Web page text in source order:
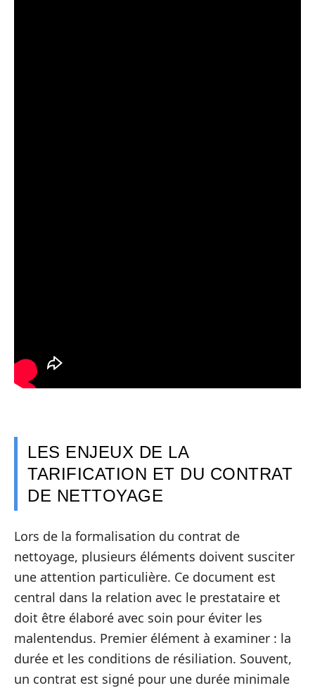
LES ENJEUX DE LA
TARIFICATION ET DU CONTRAT
DE NETTOYAGE
Lors de la formalisation du contrat de
nettoyage, plusieurs éléments doivent susciter
une attention particulière. Ce document est
central dans la relation avec le prestataire et
doit être élaboré avec soin pour éviter les
malentendus. Premier élément à examiner : la
durée et les conditions de résiliation. Souvent,
un contrat est signé pour une durée minimale